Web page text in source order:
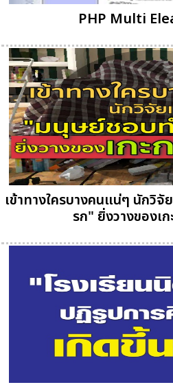
PHP Multi
เข้าทางใครบางคนแน่ๆ นักวิ
รก" ยิ่งวางของเ